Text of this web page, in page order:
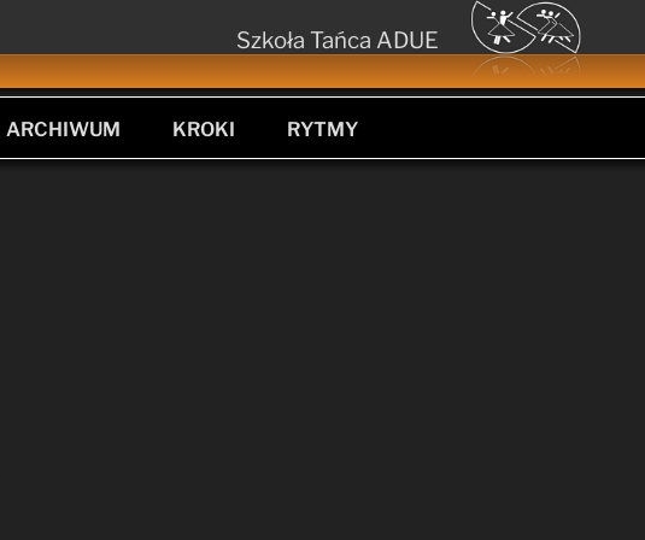
Szkoła Tańca ADUE
ARCHIWUM KROKI RYTMY